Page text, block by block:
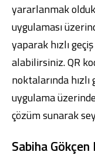
yararlanmak
uygulaması
yaparak hızlı
alabilirsiniz. QR
noktalarında
uygulama
çözüm sunarak
Sabiha Gökçen